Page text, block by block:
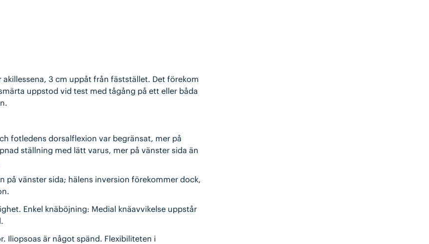
3 cm uppåt från fäststället. Det förekom
uppstod vid test med tågång på ett eller båda
fotledens dorsalflexion var begränsat, mer på
ställning med lätt varus, mer på vänster sida än
vänster sida; hälens inversion förekommer dock,
Enkel knäböjning: Medial knäavvikelse uppstår
Iliopsoas är något spänd. Flexibiliteten i